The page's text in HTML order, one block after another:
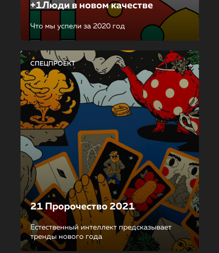
+1Люди в новом качестве
Что мы успели за 2020 год
СПЕЦПРОЕКТ
21 Пророчество 2021
Естественный интеллект предсказывает
тренды нового года